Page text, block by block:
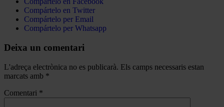
Compártelo en Twitter
Compártelo per Email
Compártelo per Whatsapp
Deixa un comentari
L'adreça electrònica no es publicarà. Els camps necessaris estan
marcats amb *
Comentari *